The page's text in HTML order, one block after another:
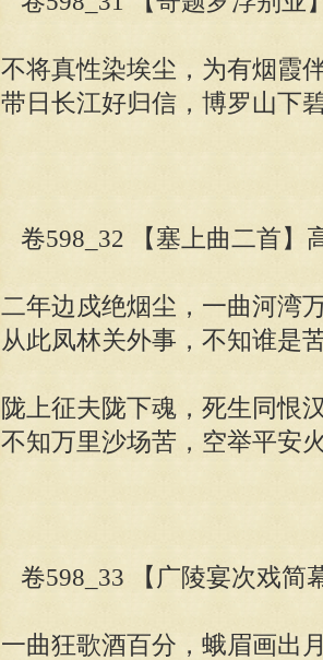
不将真性染埃尘，为有烟霞
带日长江好归信，博罗山下
卷598_32 【塞上曲二首】
二年边戍绝烟尘，一曲河湾
从此凤林关外事，不知谁是
陇上征夫陇下魂，死生同恨
不知万里沙场苦，空举平安
卷598_33 【广陵宴次戏简
一曲狂歌酒百分，蛾眉画出